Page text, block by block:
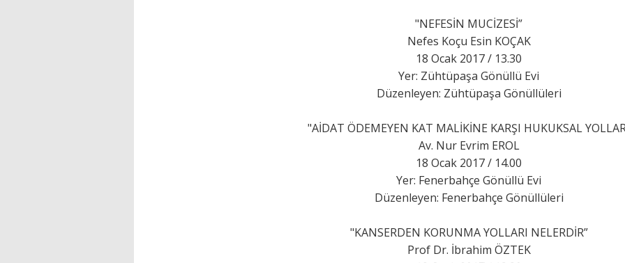
"NEFESİN MUCİZESİ”
Nefes Koçu Esin KOÇAK
18 Ocak 2017 / 13.30
Yer: Zühtüpaşa Gönüllü Evi
Düzenleyen: Zühtüpaşa Gönüllüleri
"AİDAT ÖDEMEYEN KAT MALİKİNE KARŞI HUKUKSAL
Av. Nur Evrim EROL
18 Ocak 2017 / 14.00
Yer: Fenerbahçe Gönüllü Evi
Düzenleyen: Fenerbahçe Gönüllüleri
"KANSERDEN KORUNMA YOLLARI NELERDİR”
Prof Dr. İbrahim ÖZTEK